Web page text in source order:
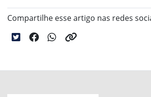
Compartilhe esse artigo nas redes